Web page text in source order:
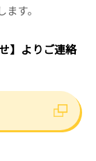
す。
】よりご連絡